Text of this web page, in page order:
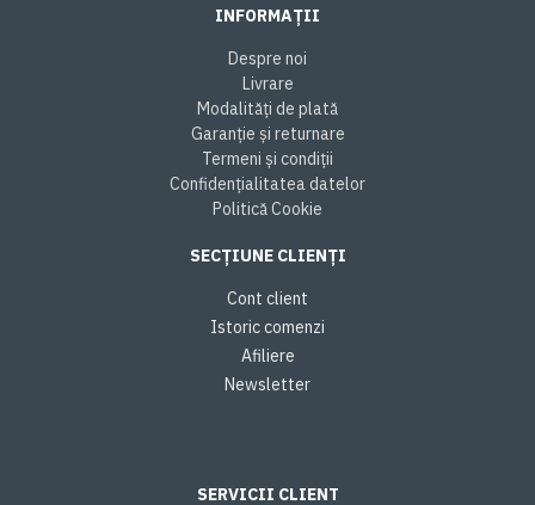
INFORMAȚII
Despre noi
Livrare
Modalități de plată
Garanție și returnare
Termeni și condiții
Confidențialitatea datelor
Politică Cookie
SECȚIUNE CLIENȚI
Cont client
Istoric comenzi
Afiliere
Newsletter
SERVICII CLIENT